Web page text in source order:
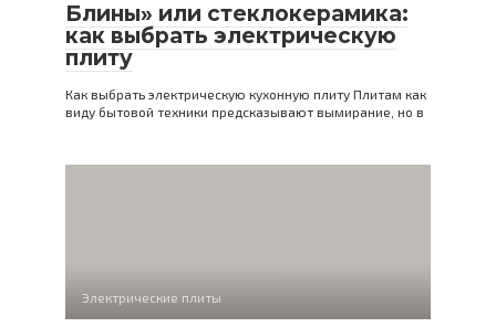
Блины» или стеклокерамика:
как выбрать электрическую
плиту
Как выбрать электрическую кухонную плиту Плитам как
виду бытовой техники предсказывают вымирание, но в
Электрические плиты